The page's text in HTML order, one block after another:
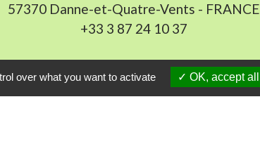
57370 Danne-et-Quatre-Vents - FRANCE
+33 3 87 24 10 37
Accueil en mairie :
Lundi de 10h à 12h et de 16h à 19h
over what you want to activate OK, accept all